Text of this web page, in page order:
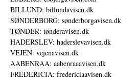
BILLUND: billundavisen.dk
SØNDERBORG: sønderborgavisen.dk
TØNDER: tønderavisen.dk
HADERSLEV: haderslevavisen.dk
VEJEN: vejenavisen.dk
AABENRAA: aabenraaavisen.dk
FREDERICIA: fredericiaavisen.dk